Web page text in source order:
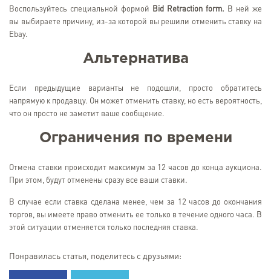
Воспользуйтесь специальной формой Bid Retraction form. В ней же
вы выбираете причину, из-за которой вы решили отменить ставку на
Ebay.
Альтернатива
Если предыдущие варианты не подошли, просто обратитесь
напрямую к продавцу. Он может отменить ставку, но есть вероятность,
что он просто не заметит ваше сообщение.
Ограничения по времени
Отмена ставки происходит максимум за 12 часов до конца аукциона.
При этом, будут отменены сразу все ваши ставки.
В случае если ставка сделана менее, чем за 12 часов до окончания
торгов, вы имеете право отменить ее только в течение одного часа. В
этой ситуации отменяется только последняя ставка.
Понравилась статья, поделитесь с друзьями: